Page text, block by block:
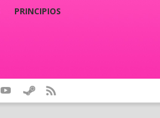
PRINCIPIOS